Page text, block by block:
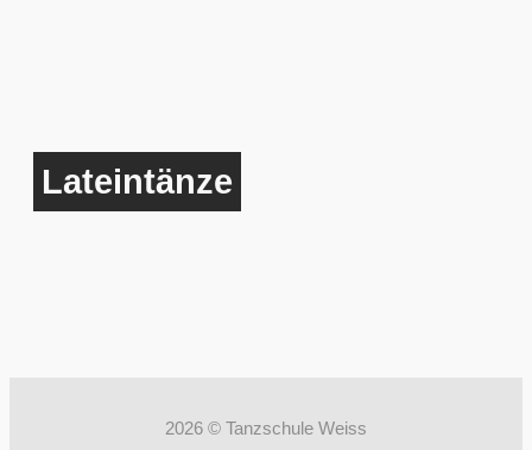
Lateintänze
2026 © Tanzschule Weiss